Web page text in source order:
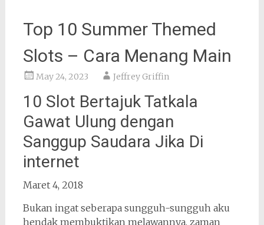
Top 10 Summer Themed
Slots – Cara Menang Main
May 24, 2023 Jeffrey Griffin
10 Slot Bertajuk Tatkala
Gawat Ulung dengan
Sanggup Saudara Jika Di
internet
Maret 4, 2018
Bukan ingat seberapa sungguh-sungguh aku
hendak membuktikan melawannya, zaman